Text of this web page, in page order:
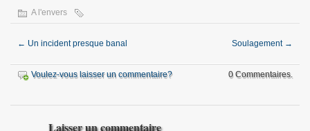
A l'envers
← Un incident presque banal Soulagement →
Voulez-vous laisser un commentaire? 0 Commentaires.
Laisser un commentaire